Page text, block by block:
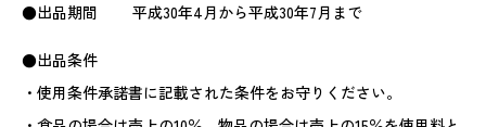
●出品期間 平成30年4月から平成30年7月まで
●出品条件
・使用条件承諾書に記載された条件をお守りください。